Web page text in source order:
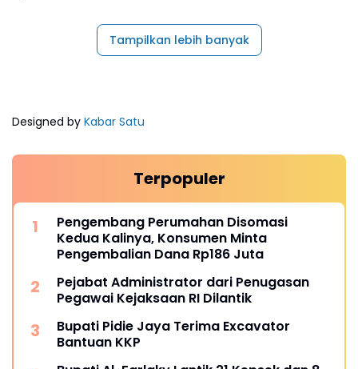
Tampilkan lebih banyak
Designed by Kabar Satu
Terpopuler
Pengembang Perumahan Disomasi
Kedua Kalinya, Konsumen Minta
Pengembalian Dana Rp186 Juta
Pejabat Administrator dari Penugasan
Pegawai Kejaksaan RI Dilantik
Bupati Pidie Jaya Terima Excavator
Bantuan KKP